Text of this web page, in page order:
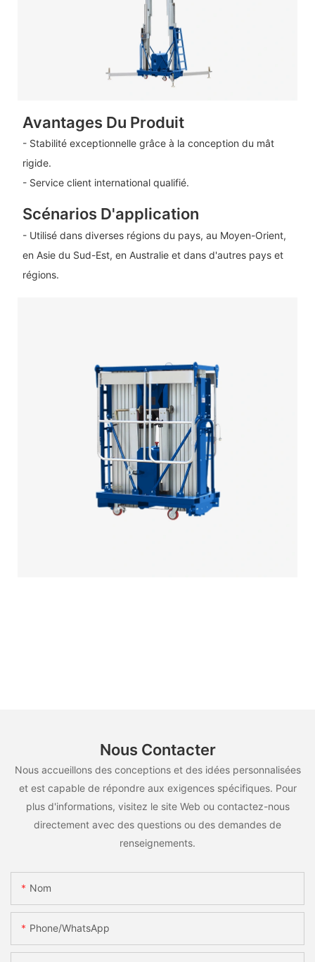
Avantages Du Produit
- Stabilité exceptionnelle grâce à la conception du mât
rigide.
- Service client international qualifié.
Scénarios D'application
- Utilisé dans diverses régions du pays, au Moyen-Orient,
en Asie du Sud-Est, en Australie et dans d'autres pays et
régions.
Nous Contacter
Nous accueillons des conceptions et des idées personnalisées
et est capable de répondre aux exigences spécifiques. Pour
plus d'informations, visitez le site Web ou contactez-nous
directement avec des questions ou des demandes de
renseignements.
Nom
Phone/whatsApp